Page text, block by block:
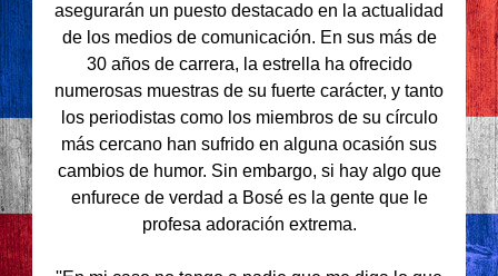
asegurarán un puesto destacado en la actualidad
de los medios de comunicación. En sus más de
30 años de carrera, la estrella ha ofrecido
numerosas muestras de su fuerte carácter, y tanto
los periodistas como los miembros de su círculo
más cercano han sufrido en alguna ocasión sus
cambios de humor. Sin embargo, si hay algo que
enfurece de verdad a Bosé es la gente que le
profesa adoración extrema.